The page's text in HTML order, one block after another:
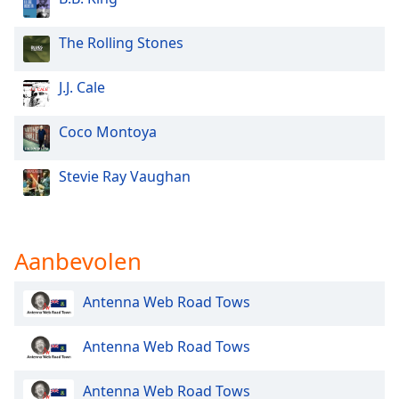
Opacity
Caption
Area
Background
Color
Opacity
Font
Size
Edge
Style
The Rolling Stones
J.J. Cale
Coco Montoya
Stevie Ray Vaughan
Aanbevolen
Antenna Web Road Tows
Antenna Web Road Tows
Antenna Web Road Tows